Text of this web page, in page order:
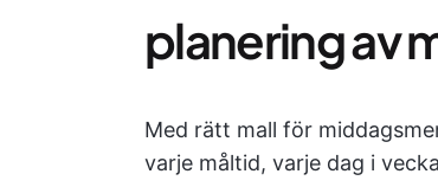
planering av
Med rätt mall för
varje måltid, varje dag i